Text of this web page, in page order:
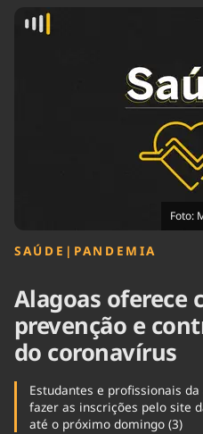
Agronegócios
Economia
Educação
Infraestrutura
Internacional
Foto:
SAÚDE | PANDEMIA
Alagoas oferece
prevenção e
do coronavírus
Estudantes e profissionais
fazer as inscrições pelo site
até o próximo domingo (3)